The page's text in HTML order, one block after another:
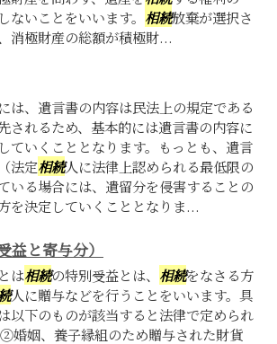
ないことをいいます。 相続放棄が選択さ
消極財産の総額が積極財...
は、遺言書の内容は民法上の規定である
されるため、基本的には遺言書の内容に
ていくこととなります。もっとも、遺言
法定相続人に法律上認められる最低限の
いる場合には、遺留分を侵害することの
を決定していくこととなりま...
益と寄与分）
は相続の特別受益とは、 相続をなさる方
人に贈与などを行うことをいいます。具
以下のものが該当すると法律で定められ
婚姻、養子縁組のため贈与された財貨